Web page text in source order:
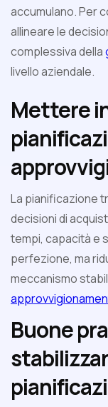
accumulano. Per
allineare le
complessiva della
livello aziendale.
Mettere
La pianificazione
decisioni di
tempi, capacità e
perfezione, ma
meccanismo
Buone